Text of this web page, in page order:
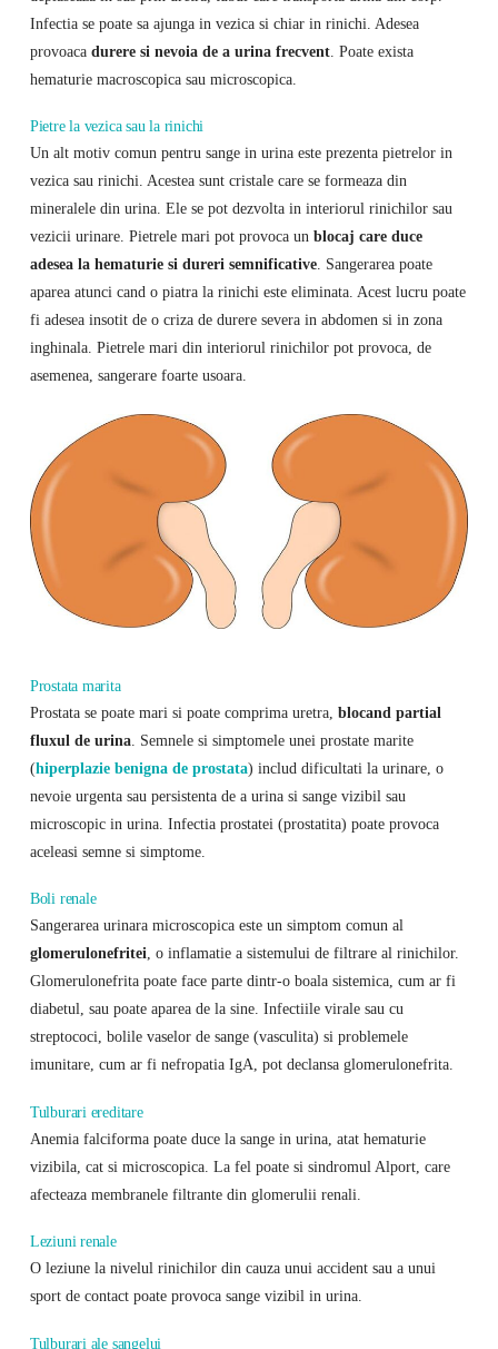
Infectia se poate sa ajunga in vezica si chiar in rinichi. Adesea
provoaca durere si nevoia de a urina frecvent. Poate exista
hematurie macroscopica sau microscopica.
Pietre la vezica sau la rinichi
Un alt motiv comun pentru sange in urina este prezenta pietrelor in
vezica sau rinichi. Acestea sunt cristale care se formeaza din
mineralele din urina. Ele se pot dezvolta in interiorul rinichilor sau
vezicii urinare. Pietrele mari pot provoca un blocaj care duce
adesea la hematurie si dureri semnificative. Sangerarea poate
aparea atunci cand o piatra la rinichi este eliminata. Acest lucru poate
fi adesea insotit de o criza de durere severa in abdomen si in zona
inghinala. Pietrele mari din interiorul rinichilor pot provoca, de
asemenea, sangerare foarte usoara.
Prostata marita
Prostata se poate mari si poate comprima uretra, blocand partial
fluxul de urina. Semnele si simptomele unei prostate marite
(hiperplazie benigna de prostata) ​​includ dificultati la urinare, o
nevoie urgenta sau persistenta de a urina si sange vizibil sau
microscopic in urina. Infectia prostatei (prostatita) poate provoca
aceleasi semne si simptome.
Boli renale
Sangerarea urinara microscopica este un simptom comun al
glomerulonefritei, o inflamatie a sistemului de filtrare al rinichilor.
Glomerulonefrita poate face parte dintr-o boala sistemica, cum ar fi
diabetul, sau poate aparea de la sine. Infectiile virale sau cu
streptococi, bolile vaselor de sange (vasculita) si problemele
imunitare, cum ar fi nefropatia IgA, pot declansa glomerulonefrita.
Tulburari ereditare
Anemia falciforma poate duce la sange in urina, atat hematurie
vizibila, cat si microscopica. La fel poate si sindromul Alport, care
afecteaza membranele filtrante din glomerulii renali.
Leziuni renale
O leziune la nivelul rinichilor din cauza unui accident sau a unui
sport de contact poate provoca sange vizibil in urina.
Tulburari ale sangelui